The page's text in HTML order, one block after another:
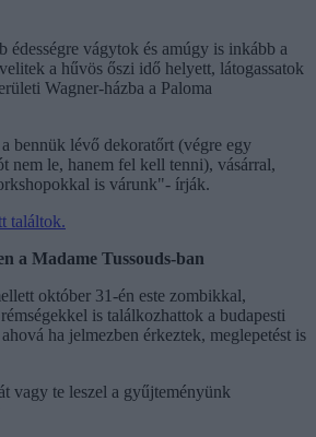
édességre vágytok és amúgy is inkább a
a hűvös őszi idő helyett, látogassatok
Wagner-házba a Paloma
bennük lévő dekoratőrt (végre egy
nem le, hanem fel kell tenni), vásárral,
is várunk"- írják.
találtok.
a Madame Tussouds-ban
október 31-én este zombikkal,
is találkozhattok a budapesti
ha jelmezben érkeztek, meglepetést is
vagy te leszel a gyűjteményünk